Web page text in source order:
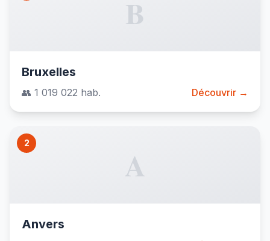
B
Bruxelles
👥 1 019 022 hab. Découvrir →
2
A
Anvers